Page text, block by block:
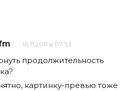
16.11.2011 в 07:53
продолжительность
картинку-превью тоже